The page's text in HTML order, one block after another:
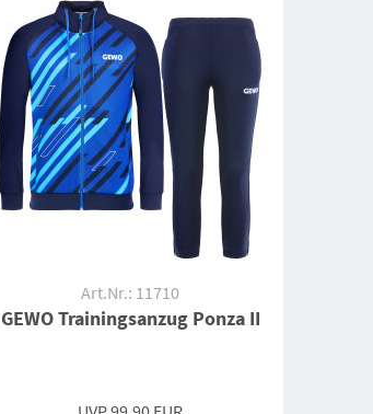
Art.Nr.: 11710
GEWO Trainingsanzug Ponza II